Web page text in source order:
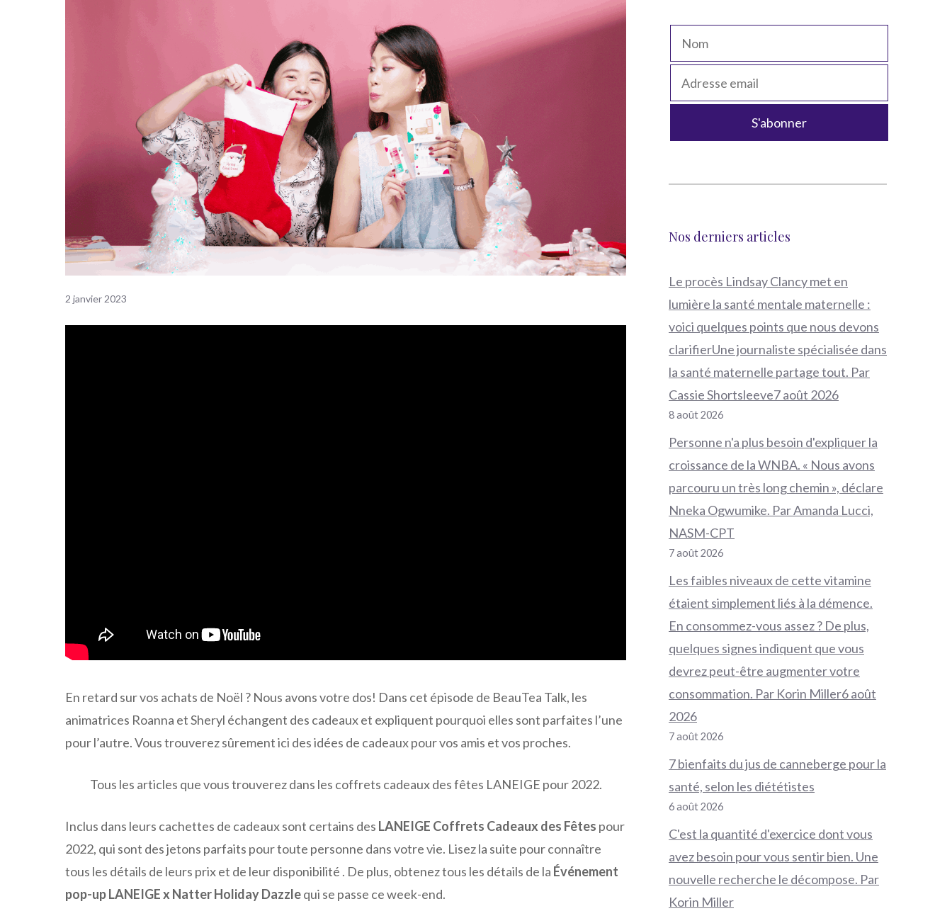
2 janvier 2023
En retard sur vos achats de Noël ? Nous avons votre dos! Dans cet épisode de BeauTea Talk, les
animatrices Roanna et Sheryl échangent des cadeaux et expliquent pourquoi elles sont parfaites l’une
pour l’autre. Vous trouverez sûrement ici des idées de cadeaux pour vos amis et vos proches.
Tous les articles que vous trouverez dans les coffrets cadeaux des fêtes LANEIGE pour 2022.
Inclus dans leurs cachettes de cadeaux sont certains des LANEIGE Coffrets Cadeaux des Fêtes pour
2022, qui sont des jetons parfaits pour toute personne dans votre vie. Lisez la suite pour connaître
tous les détails de leurs prix et de leur disponibilité . De plus, obtenez tous les détails de la Événement
pop-up LANEIGE x Natter Holiday Dazzlequi se passe ce week-end.
Nos derniers articles
Le procès Lindsay Clancy met en
lumière la santé mentale maternelle :
voici quelques points que nous devons
clarifierUne journaliste spécialisée dans
la santé maternelle partage tout. Par
Cassie Shortsleeve7 août 2026
8 août 2026
Personne n'a plus besoin d'expliquer la
croissance de la WNBA. « Nous avons
parcouru un très long chemin », déclare
Nneka Ogwumike. Par Amanda Lucci,
NASM-CPT
7 août 2026
Les faibles niveaux de cette vitamine
étaient simplement liés à la démence.
En consommez-vous assez ? De plus,
quelques signes indiquent que vous
devrez peut-être augmenter votre
consommation. Par Korin Miller6 août
2026
7 août 2026
7 bienfaits du jus de canneberge pour la
santé, selon les diététistes
6 août 2026
C'est la quantité d'exercice dont vous
avez besoin pour vous sentir bien. Une
nouvelle recherche le décompose. Par
Korin Miller